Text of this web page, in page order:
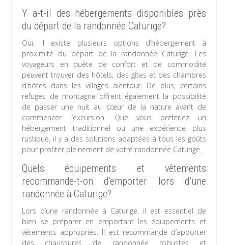
Y a-t-il des hébergements disponibles près
du départ de la randonnée Caturige?
Oui, il existe plusieurs options d’hébergement à
proximité du départ de la randonnée Caturige. Les
voyageurs en quête de confort et de commodité
peuvent trouver des hôtels, des gîtes et des chambres
d’hôtes dans les villages alentour. De plus, certains
refuges de montagne offrent également la possibilité
de passer une nuit au cœur de la nature avant de
commencer l’excursion. Que vous préfériez un
hébergement traditionnel ou une expérience plus
rustique, il y a des solutions adaptées à tous les goûts
pour profiter pleinement de votre randonnée Caturige.
Quels équipements et vêtements
recommande-t-on d’emporter lors d’une
randonnée à Caturige?
Lors d’une randonnée à Caturige, il est essentiel de
bien se préparer en emportant les équipements et
vêtements appropriés. Il est recommandé d’apporter
des chaussures de randonnée robustes et